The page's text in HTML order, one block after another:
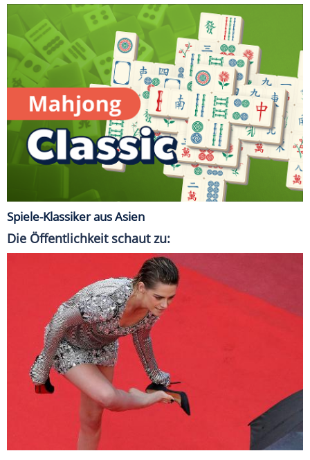
Spiele-Klassiker aus Asien
Die Öffentlichkeit schaut zu: